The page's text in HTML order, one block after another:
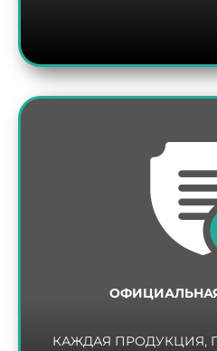
КАЖДАЯ ПРОДУКЦИЯ,